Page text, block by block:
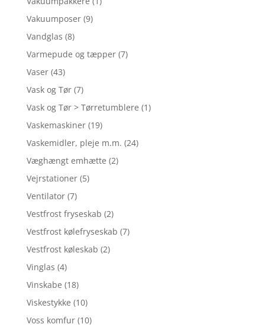
Vakuumposer (9)
Vandglas (8)
Varmepude og tæpper (7)
Vaser (43)
Vask og Tør (7)
Vask og Tør > Tørretumblere (1)
Vaskemaskiner (19)
Vaskemidler, pleje m.m. (24)
Væghængt emhætte (2)
Vejrstationer (5)
Ventilator (7)
Vestfrost fryseskab (2)
Vestfrost kølefryseskab (7)
Vestfrost køleskab (2)
Vinglas (4)
Vinskabe (18)
Viskestykke (10)
Voss komfur (10)